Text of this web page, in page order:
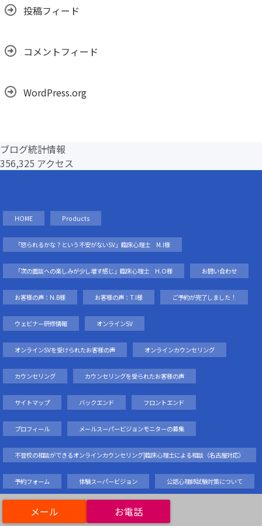
投稿フィード
コメントフィード
WordPress.org
ブログ統計情報
356,325 アクセス
HOME Products
「怒られるかな？という不安がないSV」臨床心理士 M.I様
「次の面談への楽しみが少し増す感じ」臨床心理士 H.O様 お問い合わせ
お客様の声：N.B様 お客様の声：T.I様 ご予約が完了しました！
ウェビナー研修情報 オンラインSV
オンラインSVを受けられたお客様の声 オンラインカウンセリング
カウンセリング カウンセリングを受られたお客様の声
サイトマップ バックエンド フロントエンド
プロフィール メールスーパービジョンモニターの募集
不登校の相談ができるオンラインカウンセリング|臨床心理士による相談（名古屋対応）
予約フォーム 体験スーパービジョン 公認心理師試験対策について
対面カウンセリング 期間限定オンラインスーパービジョン無料体験